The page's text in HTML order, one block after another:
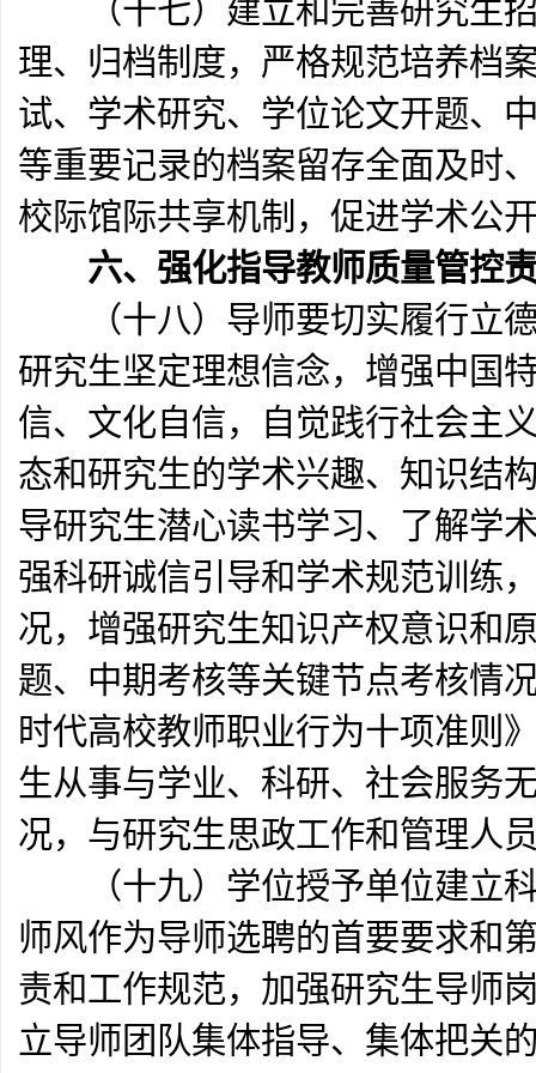
（十七）建立和完善研究生招
理、归档制度，严格规范培养档
试、学术研究、学位论文开题、
等重要记录的档案留存全面及时
校际馆际共享机制，促进学术公
六、强化指导教师质量管控
（十八）导师要切实履行立德
研究生坚定理想信念，增强中国
信、文化自信，自觉践行社会主
态和研究生的学术兴趣、知识结
导研究生潜心读书学习、了解学
强科研诚信引导和学术规范训练
况，增强研究生知识产权意识和
题、中期考核等关键节点考核情
时代高校教师职业行为十项准则
生从事与学业、科研、社会服务
况，与研究生思政工作和管理人
（十九）学位授予单位建立科
师风作为导师选聘的首要要求和
责和工作规范，加强研究生导师
立导师团队集体指导、集体把关